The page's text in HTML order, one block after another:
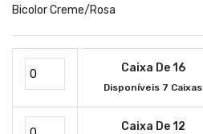
Bicolor Creme/Rosa
Caixa De 16
Disponíveis 7 Caixas
Caixa De 12